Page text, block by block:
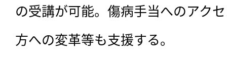
の受講が可能。傷病手当へのアク
方への変革等も支援する。